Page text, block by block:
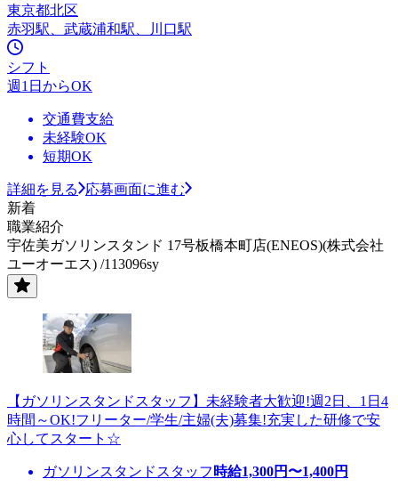
東京都北区
赤羽駅、武蔵浦和駅、川口駅
シフト
週1日からOK
交通費支給
未経験OK
短期OK
詳細を見る
応募画面に進む
新着
職業紹介
宇佐美ガソリンスタンド 17号板橋本町店(ENEOS)(株式会社
ユーオーエス) /113096sy
【ガソリンスタンドスタッフ】未経験者大歓迎!週2日、1日4
時間～OK!フリーター/学生/主婦(夫)募集!充実した研修で安
心してスタート☆
ガソリンスタンドスタッフ 時給1,300円〜1,400円